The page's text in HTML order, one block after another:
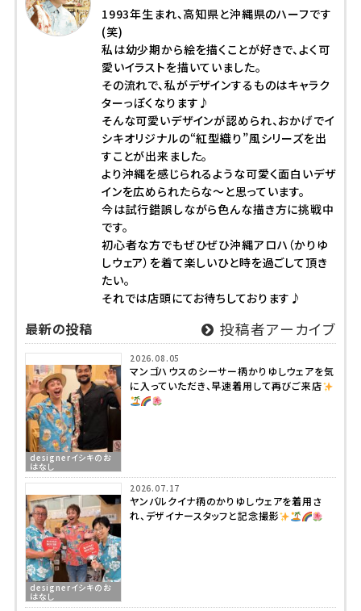
1993年生まれ、高知県と沖縄県のハーフです
(笑)
私は幼少期から絵を描くことが好きで、よく可
愛いイラストを描いていました。
その流れで、私がデザインするものはキャラク
ターっぽくなります♪
そんな可愛いデザインが認められ、おかげでイ
シキオリジナルの“紅型織り”風シリーズを出
すことが出来ました。
より沖縄を感じられるような可愛く面白いデザ
インを広められたらな～と思っています。
今は試行錯誤しながら色んな描き方に挑戦中
です。
初心者な方でもぜひぜひ沖縄アロハ（かりゆ
しウェア）を着て楽しいひと時を過ごして頂き
たい。
それでは店頭にてお待ちしております♪
最新の投稿 投稿者アーカイブ
designerイシキのお
はなし
2026.08.05
マンゴハウスのシーサー柄かりゆしウェアを気
に入っていただき、早速着用して再びご来店
designerイシキのお
はなし
2026.07.17
ヤンバルクイナ柄のかりゆしウェアを着用さ
れ、デザイナースタッフと記念撮影